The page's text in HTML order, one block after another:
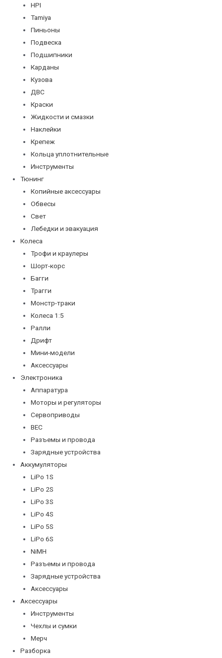
HPI
Tamiya
Пиньоны
Подвеска
Подшипники
Карданы
Кузова
ДВС
Краски
Жидкости и смазки
Наклейки
Крепеж
Кольца уплотнительные
Инструменты
Тюнинг
Копийные аксессуары
Обвесы
Свет
Лебедки и эвакуация
Колеса
Трофи и краулеры
Шорт-корс
Багги
Трагги
Монстр-траки
Колеса 1:5
Ралли
Дрифт
Мини-модели
Аксессуары
Электроника
Аппаратура
Моторы и регуляторы
Сервоприводы
BEC
Разъемы и провода
Зарядные устройства
Аккумуляторы
LiPo 1S
LiPo 2S
LiPo 3S
LiPo 4S
LiPo 5S
LiPo 6S
NiMH
Разъемы и провода
Зарядные устройства
Аксессуары
Аксессуары
Инструменты
Чехлы и сумки
Мерч
Разборка